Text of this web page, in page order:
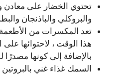
تحتوي الخضار على معادن
والبروكلي والباذنجان
تعد المكسرات من
هذا الوقت ، لاحتوائها على
بالإضافة إلى كونها مصدرًا
السمك غذاء غني بالبروتين